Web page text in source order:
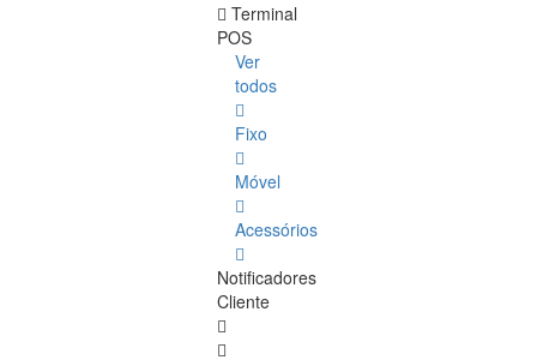
Terminal
POS
Ver
todos
Fixo
Móvel
Acessórios
Notificadores
Cliente